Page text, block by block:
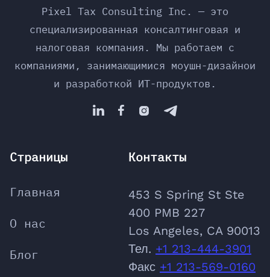
Pixel Tax Consulting Inc. — это
специализированная консалтинговая и
налоговая компания. Мы работаем с
компаниями, занимающимися моушн-дизайнои
и разработкой ИТ-продуктов.
   
Страницы
Главная
О нас
Блог
Контакты
453 S Spring St Ste
400 PMB 227
Los Angeles, CA 90013
Тел. +1 213-444-3901
Факс +1 213-569-0160